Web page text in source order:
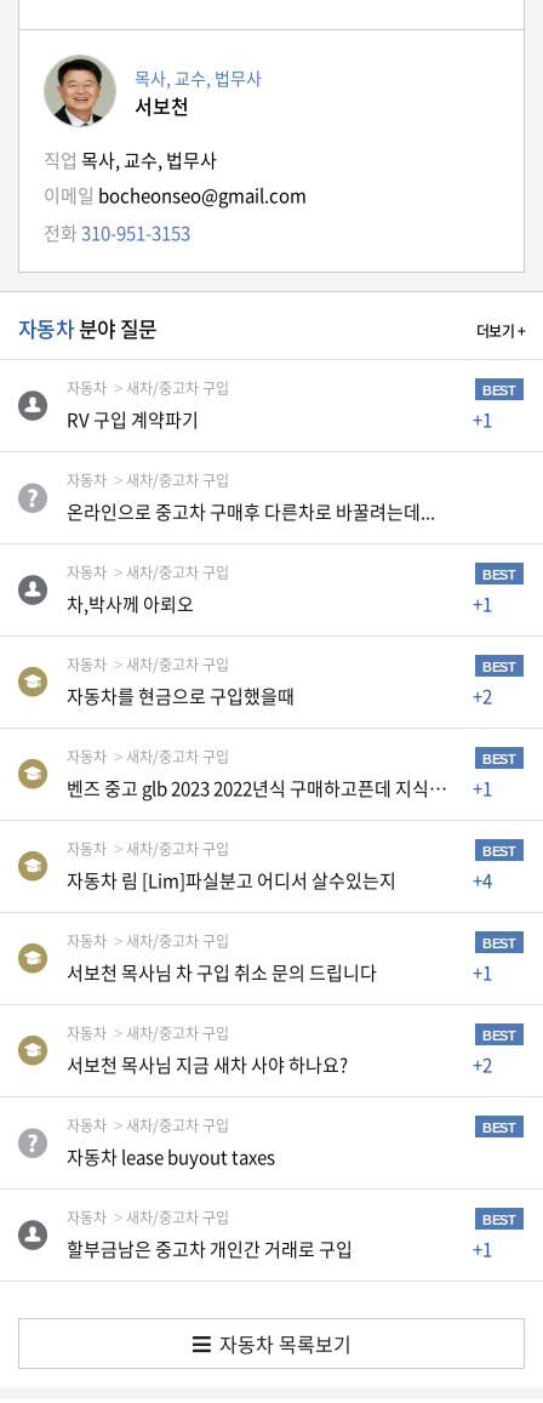
자
문
가
칼
국
생
활
하
공
사
항
A
미
용
수
목사, 교수, 법무사
서보천
직업 목사, 교수, 법무사
이메일 bocheonseo@gmail.com
전화310-951-3153
자동차분야 질문 더보기 +
자동차 새차/중고차 구입 BEST
RV 구입 계약파기 +1
자동차 새차/중고차 구입
온라인으로 중고차 구매후 다른차로 바꿀려는데...
자동차 새차/중고차 구입 BEST
차,박사께 아뢰오 +1
자동차 새차/중고차 구입 BEST
자동차를 현금으로 구입했을때 +2
자동차 새차/중고차 구입 BEST
벤즈 중고 glb 2023 2022년식 구매하고픈데 지식이 일천하여... +1
자동차 새차/중고차 구입 BEST
자동차 림 [Lim]파실분고 어디서 살수있는지 +4
자동차 새차/중고차 구입 BEST
서보천 목사님 차 구입 취소 문의 드립니다 +1
자동차 새차/중고차 구입 BEST
서보천 목사님 지금 새차 사야 하나요? +2
자동차 새차/중고차 구입 BEST
자동차 lease buyout taxes
자동차 새차/중고차 구입 BEST
할부금남은 중고차 개인간 거래로 구입 +1
자동차 목록보기